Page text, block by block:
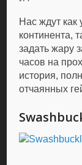
Нас ждут
континента,
задать жару
часов на
история,
отчаянных